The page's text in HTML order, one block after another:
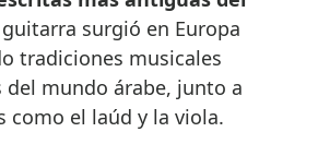
guitarra surgió en Europa
tradiciones musicales
del mundo árabe, junto a
como el laúd y la viola.